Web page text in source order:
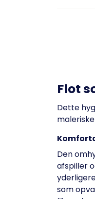
Flot
Dette
Den
afspiller
som